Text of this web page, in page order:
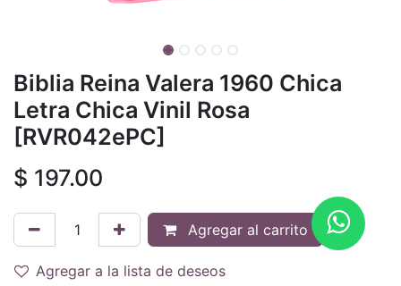
Biblia Reina Valera 1960 Chica
Letra Chica Vinil Rosa
[RVR042ePC]
$ 197.00
Agregar al carrito
Agregar a la lista de deseos